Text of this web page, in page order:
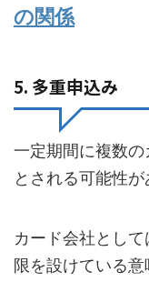
の関係
5. 多重申込み
一定期間に複数
とされる可能性が
カード会社とし
限を設けている意